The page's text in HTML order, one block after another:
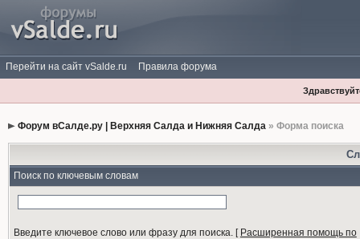
Перейти на сайт vSalde.ru Правила форума
Форум вСалде.ру | Верхняя Салда и Нижняя Салда» Форма поиска
Поиск по ключевым словам
Введите ключевое слово или фразу для поиска.[ Расширенная помощь по